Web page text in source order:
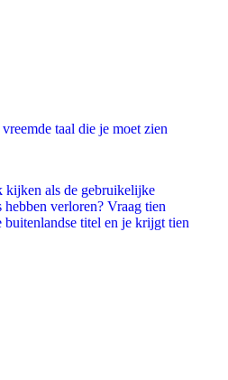
taal die je moet zien
kijken als de gebruikelijke
verloren? Vraag tien
titel en je krijgt tien